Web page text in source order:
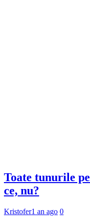
Toate tunurile
ce, nu?
Kristofer1 an ago 0